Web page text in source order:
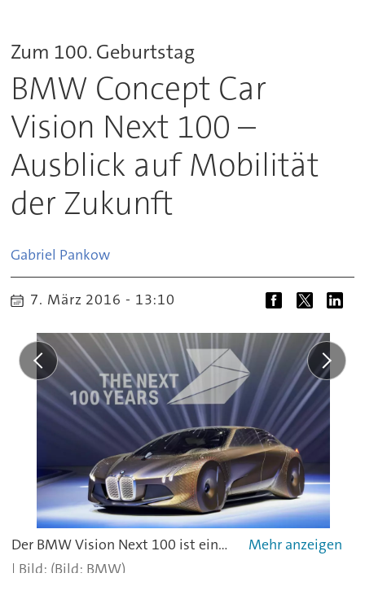
Zum 100. Geburtstag
BMW Concept Car
Vision Next 100 –
Ausblick auf Mobilität
der Zukunft
Gabriel Pankow
7. März 2016 - 13:10
Der BMW Vision Next 100 ist eine Mischung aus sportlichem Coupé und dynamisch-eleganter Limousine. - alle
(Bild: BMW)